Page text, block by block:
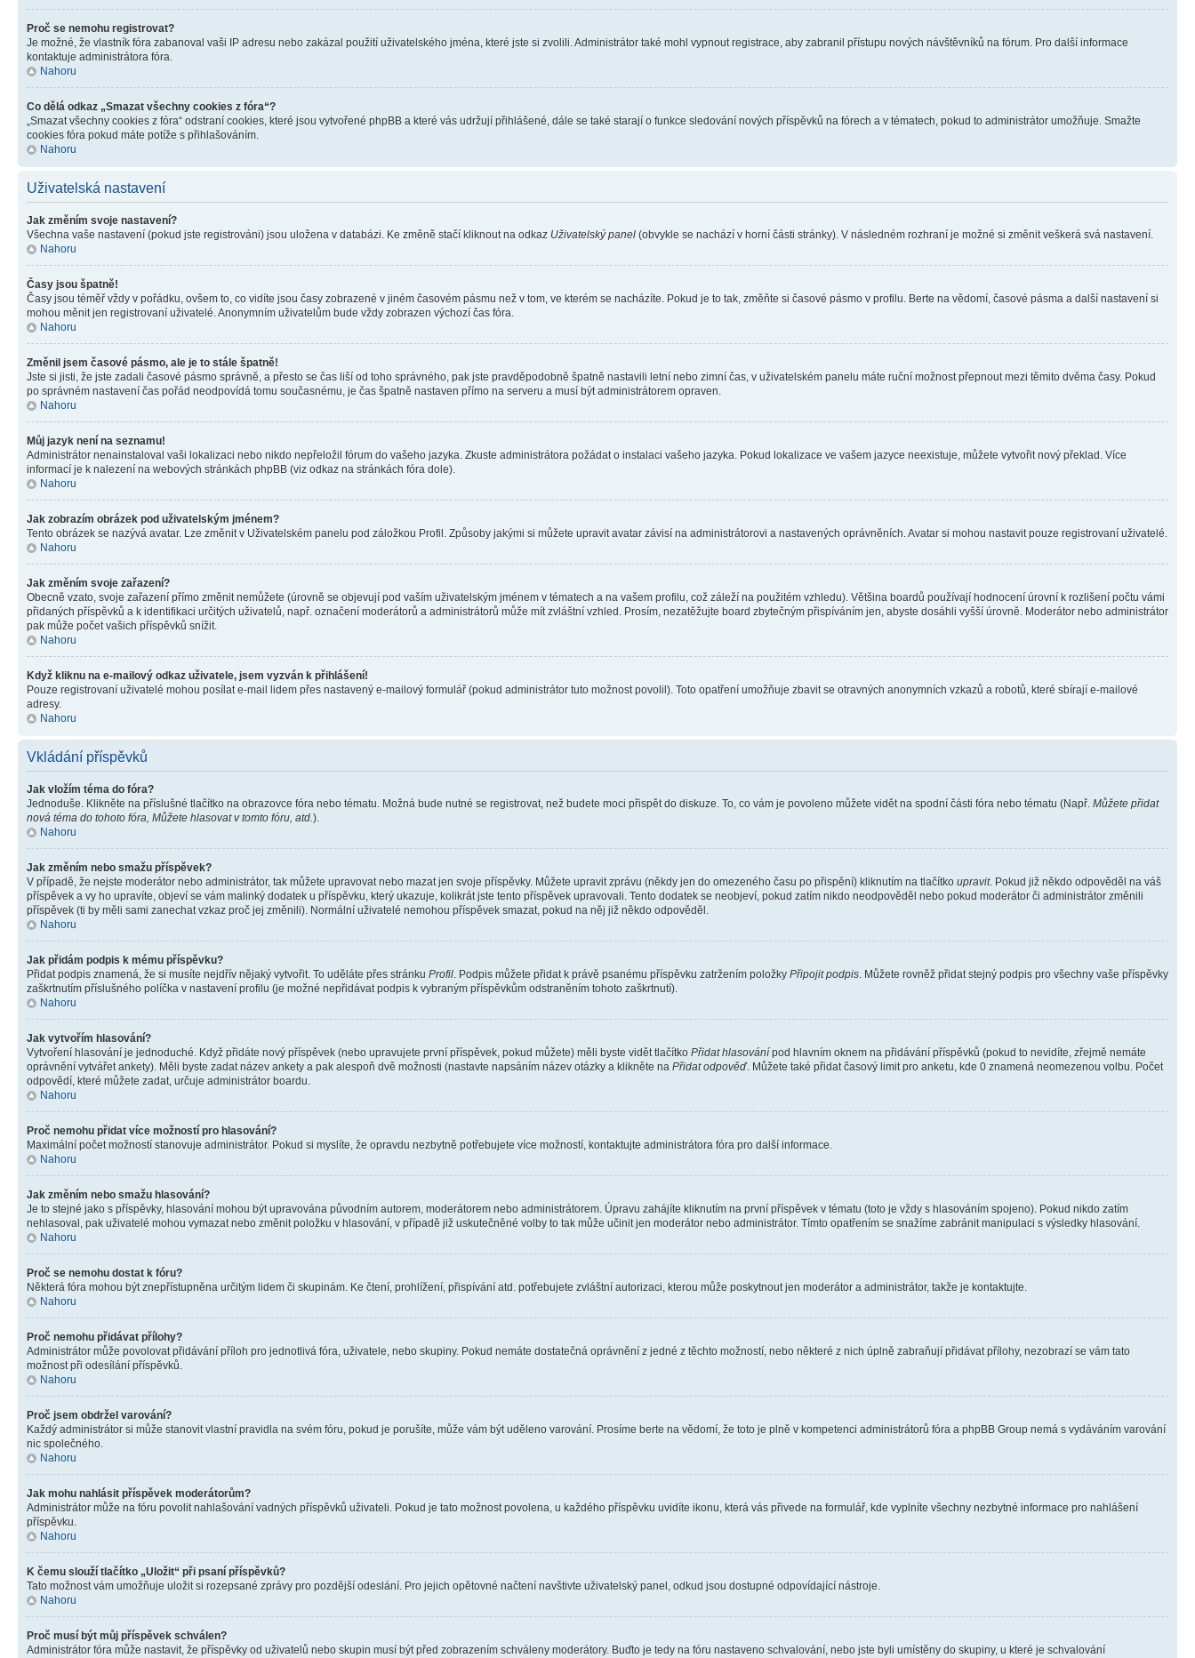
Proč se nemohu registrovat?
Je možné, že vlastník fóra zabanoval vaši IP adresu nebo zakázal použití uživatelského jména, které jste si zvolili. Administrátor také mohl vypnout registrace, aby zabranil přístupu nových návštěvníků na fórum. Pro další informace
kontaktuje administrátora fóra.
Nahoru
Co dělá odkaz „Smazat všechny cookies z fóra“?
„Smazat všechny cookies z fóra“ odstraní cookies, které jsou vytvořené phpBB a které vás udržují přihlášené, dále se také starají o funkce sledování nových příspěvků na fórech a v tématech, pokud to administrátor umožňuje. Smažte
cookies fóra pokud máte potíže s přihlašováním.
Nahoru
Uživatelská nastavení
Jak změním svoje nastavení?
Všechna vaše nastavení (pokud jste registrováni) jsou uložena v databázi. Ke změně stačí kliknout na odkaz Uživatelský panel (obvykle se nachází v horní části stránky). V následném rozhraní je možné si změnit veškerá svá nastavení.
Nahoru
Časy jsou špatně!
Časy jsou téměř vždy v pořádku, ovšem to, co vidíte jsou časy zobrazené v jiném časovém pásmu než v tom, ve kterém se nacházíte. Pokud je to tak, změňte si časové pásmo v profilu. Berte na vědomí, časové pásma a další nastavení si
mohou měnit jen registrovaní uživatelé. Anonymním uživatelům bude vždy zobrazen výchozí čas fóra.
Nahoru
Změnil jsem časové pásmo, ale je to stále špatně!
Jste si jisti, že jste zadali časové pásmo správně, a přesto se čas liší od toho správného, pak jste pravděpodobně špatně nastavili letní nebo zimní čas, v uživatelském panelu máte ruční možnost přepnout mezi těmito dvěma časy. Pokud
po správném nastavení čas pořád neodpovídá tomu současnému, je čas špatně nastaven přímo na serveru a musí být administrátorem opraven.
Nahoru
Můj jazyk není na seznamu!
Administrátor nenainstaloval vaši lokalizaci nebo nikdo nepřeložil fórum do vašeho jazyka. Zkuste administrátora požádat o instalaci vašeho jazyka. Pokud lokalizace ve vašem jazyce neexistuje, můžete vytvořit nový překlad. Více
informací je k nalezení na webových stránkách phpBB (viz odkaz na stránkách fóra dole).
Nahoru
Jak zobrazím obrázek pod uživatelským jménem?
Tento obrázek se nazývá avatar. Lze změnit v Uživatelském panelu pod záložkou Profil. Způsoby jakými si můžete upravit avatar závisí na administrátorovi a nastavených oprávněních. Avatar si mohou nastavit pouze registrovaní uživatelé.
Nahoru
Jak změním svoje zařazení?
Obecně vzato, svoje zařazení přímo změnit nemůžete (úrovně se objevují pod vaším uživatelským jménem v tématech a na vašem profilu, což záleží na použitém vzhledu). Většina boardů používají hodnocení úrovní k rozlišení počtu vámi
přidaných příspěvků a k identifikaci určitých uživatelů, např. označení moderátorů a administrátorů může mít zvláštní vzhled. Prosím, nezatěžujte board zbytečným přispíváním jen, abyste dosáhli vyšší úrovně. Moderátor nebo administrátor
pak může počet vašich příspěvků snížit.
Nahoru
Když kliknu na e-mailový odkaz uživatele, jsem vyzván k přihlášení!
Pouze registrovaní uživatelé mohou posílat e-mail lidem přes nastavený e-mailový formulář (pokud administrátor tuto možnost povolil). Toto opatření umožňuje zbavit se otravných anonymních vzkazů a robotů, které sbírají e-mailové
adresy.
Nahoru
Vkládání příspěvků
Jak vložím téma do fóra?
Jednoduše. Klikněte na příslušné tlačítko na obrazovce fóra nebo tématu. Možná bude nutné se registrovat, než budete moci přispět do diskuze. To, co vám je povoleno můžete vidět na spodní části fóra nebo tématu (Např. Můžete přidat
nová téma do tohoto fóra, Můžete hlasovat v tomto fóru, atd. ).
Nahoru
Jak změním nebo smažu příspěvek?
V případě, že nejste moderátor nebo administrátor, tak můžete upravovat nebo mazat jen svoje příspěvky. Můžete upravit zprávu (někdy jen do omezeného času po přispění) kliknutím na tlačítko upravit. Pokud již někdo odpověděl na váš
příspěvek a vy ho upravíte, objeví se vám malinký dodatek u příspěvku, který ukazuje, kolikrát jste tento příspěvek upravovali. Tento dodatek se neobjeví, pokud zatím nikdo neodpověděl nebo pokud moderátor či administrátor změnili
příspěvek (ti by měli sami zanechat vzkaz proč jej změnili). Normální uživatelé nemohou příspěvek smazat, pokud na něj již někdo odpověděl.
Nahoru
Jak přidám podpis k mému příspěvku?
Přidat podpis znamená, že si musíte nejdřív nějaký vytvořit. To uděláte přes stránku Profil . Podpis můžete přidat k právě psanému příspěvku zatržením položky Připojit podpis . Můžete rovněž přidat stejný podpis pro všechny vaše příspěvky
zaškrtnutím příslušného políčka v nastavení profilu (je možné nepřidávat podpis k vybraným příspěvkům odstraněním tohoto zaškrtnutí).
Nahoru
Jak vytvořím hlasování?
Vytvoření hlasování je jednoduché. Když přidáte nový příspěvek (nebo upravujete první příspěvek, pokud můžete) měli byste vidět tlačítko Přidat hlasovánípod hlavním oknem na přidávání příspěvků (pokud to nevidíte, zřejmě nemáte
oprávnění vytvářet ankety). Měli byste zadat název ankety a pak alespoň dvě možnosti (nastavte napsáním název otázky a klikněte na Přidat odpověď. Můžete také přidat časový limit pro anketu, kde 0 znamená neomezenou volbu. Počet
odpovědí, které můžete zadat, určuje administrátor boardu.
Nahoru
Proč nemohu přidat více možností pro hlasování?
Maximální počet možností stanovuje administrátor. Pokud si myslíte, že opravdu nezbytně potřebujete více možností, kontaktujte administrátora fóra pro další informace.
Nahoru
Jak změním nebo smažu hlasování?
Je to stejné jako s příspěvky, hlasování mohou být upravována původním autorem, moderátorem nebo administrátorem. Úpravu zahájíte kliknutím na první příspěvek v tématu (toto je vždy s hlasováním spojeno). Pokud nikdo zatím
nehlasoval, pak uživatelé mohou vymazat nebo změnit položku v hlasování, v případě již uskutečněné volby to tak může učinit jen moderátor nebo administrátor. Tímto opatřením se snažíme zabránit manipulaci s výsledky hlasování.
Nahoru
Proč se nemohu dostat k fóru?
Některá fóra mohou být znepřístupněna určitým lidem či skupinám. Ke čtení, prohlížení, přispívání atd. potřebujete zvláštní autorizaci, kterou může poskytnout jen moderátor a administrátor, takže je kontaktujte.
Nahoru
Proč nemohu přidávat přílohy?
Administrátor může povolovat přidávání příloh pro jednotlivá fóra, uživatele, nebo skupiny. Pokud nemáte dostatečná oprávnění z jedné z těchto možností, nebo některé z nich úplně zabraňují přidávat přílohy, nezobrazí se vám tato
možnost při odesílání příspěvků.
Nahoru
Proč jsem obdržel varování?
Každý administrátor si může stanovit vlastní pravidla na svém fóru, pokud je porušíte, může vám být uděleno varování. Prosíme berte na vědomí, že toto je plně v kompetenci administrátorů fóra a phpBB Group nemá s vydáváním varování
nic společného.
Nahoru
Jak mohu nahlásit příspěvek moderátorům?
Administrátor může na fóru povolit nahlašování vadných příspěvků uživateli. Pokud je tato možnost povolena, u každého příspěvku uvidíte ikonu, která vás přivede na formulář, kde vyplníte všechny nezbytné informace pro nahlášení
příspěvku.
Nahoru
K čemu slouží tlačítko „Uložit“ při psaní příspěvků?
Tato možnost vám umožňuje uložit si rozepsané zprávy pro pozdější odeslání. Pro jejich opětovné načtení navštivte uživatelský panel, odkud jsou dostupné odpovídající nástroje.
Nahoru
Proč musí být můj příspěvek schválen?
Administrátor fóra může nastavit, že příspěvky od uživatelů nebo skupin musí být před zobrazením schváleny moderátory. Buďto je tedy na fóru nastaveno schvalování, nebo jste byli umístěny do skupiny, u které je schvalování